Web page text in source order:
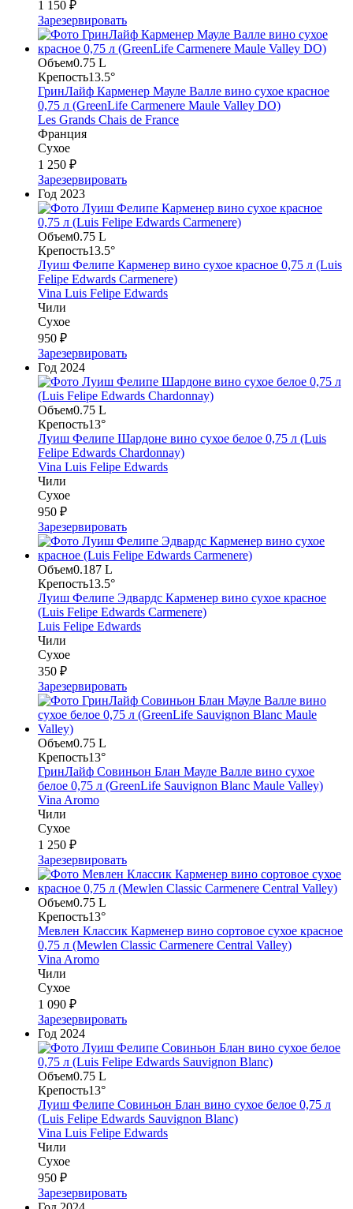
1 150 ₽
Зарезервировать
Объем0.75 L
Крепость13.5°
ГринЛайф Карменер Мауле Валле вино сухое красное
0,75 л (GreenLife Carmenere Maule Valley DO)
Les Grands Chais de France
Франция
Сухое
1 250 ₽
Зарезервировать
Год 2023
Объем0.75 L
Крепость13.5°
Луиш Фелипе Карменер вино сухое красное 0,75 л (Luis
Felipe Edwards Carmenere)
Vina Luis Felipe Edwards
Чили
Сухое
950 ₽
Зарезервировать
Год 2024
Объем0.75 L
Крепость13°
Луиш Фелипе Шардоне вино сухое белое 0,75 л (Luis
Felipe Edwards Chardonnay)
Vina Luis Felipe Edwards
Чили
Сухое
950 ₽
Зарезервировать
Объем0.187 L
Крепость13.5°
Луиш Фелипе Эдвардс Карменер вино сухое красное
(Luis Felipe Edwards Carmenere)
Luis Felipe Edwards
Чили
Сухое
350 ₽
Зарезервировать
Объем0.75 L
Крепость13°
ГринЛайф Совиньон Блан Мауле Валле вино сухое
белое 0,75 л (GreenLife Sauvignon Blanc Maule Valley)
Vina Aromo
Чили
Сухое
1 250 ₽
Зарезервировать
Объем0.75 L
Крепость13°
Мевлен Классик Карменер вино сортовое сухое красное
0,75 л (Mewlen Classic Carmenere Central Valley)
Vina Aromo
Чили
Сухое
1 090 ₽
Зарезервировать
Год 2024
Объем0.75 L
Крепость13°
Луиш Фелипе Совиньон Блан вино сухое белое 0,75 л
(Luis Felipe Edwards Sauvignon Blanc)
Vina Luis Felipe Edwards
Чили
Сухое
950 ₽
Зарезервировать